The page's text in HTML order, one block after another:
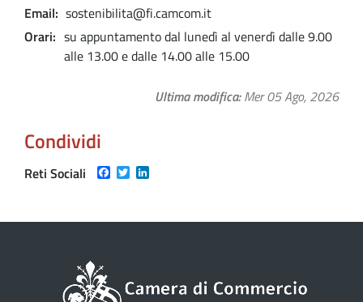
Email sostenibilita@fi.camcom.it
Orari
su appuntamento dal lunedì al venerdì dalle 9.00
alle 13.00 e dalle 14.00 alle 15.00
Ultima modifica Mer 05 Ago, 2026
Condividi
Reti Sociali Facebook
Twitter